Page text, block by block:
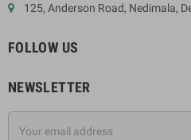
125, Anderson Road, Nedimala,
FOLLOW US
NEWSLETTER